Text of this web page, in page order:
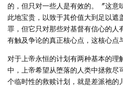
的，但只对一些人是有效的。〞这意
此地宝贵，以致于其价值大到足以遮
罪，但它只对那些对基督有信心的人
有触及争论的真正核心点，这核心点
对于上帝永恒的计划有两种基本的理
中，上帝希望从堕落的人类中拯救尽
个临时性的救赎计划，就是差派祂的